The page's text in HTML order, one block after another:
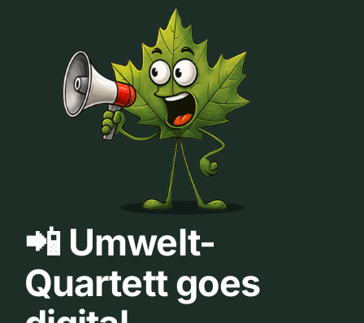
📲 Umwelt-
Quartett goes